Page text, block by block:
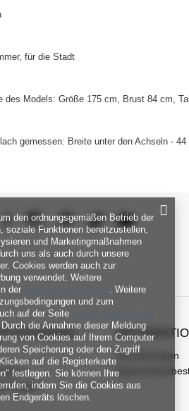
für die Stadt
des Models: Größe 175 cm, Brust 84 cm,
gemessen: Breite unter den Achseln - 44
K
Fragen
Verordnungen
den ordnungsgemäßen Betrieb der
soziale Funktionen bereitzustellen,
und Marketingmaßnahmen
uns als auch durch unsere
Cookies werden auch zur
verwendet. Weitere
der
. Weitere
und zum
auf der Seite
die Annahme dieser Meldung
von Cookies auf Ihrem Computer
Speicherung oder den Zugriff
auf die Registerkarte
festlegen. Sie können Ihre
indem Sie die Cookies aus
Endgeräts löschen.